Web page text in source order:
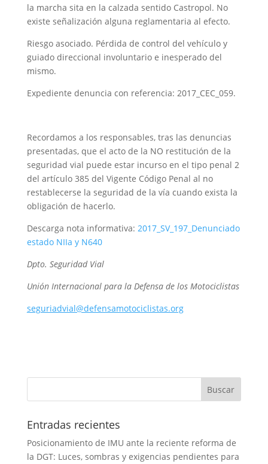
la marcha sita en la calzada sentido Castropol. No
existe señalización alguna reglamentaria al efecto.
Riesgo asociado. Pérdida de control del vehículo y
guiado direccional involuntario e inesperado del
mismo.
Expediente denuncia con referencia: 2017_CEC_059.
Recordamos a los responsables, tras las denuncias
presentadas, que el acto de la NO restitución de la
seguridad vial puede estar incurso en el tipo penal 2
del artículo 385 del Vigente Código Penal al no
restablecerse la seguridad de la vía cuando exista la
obligación de hacerlo.
Descarga nota informativa: 2017_SV_197_Denunciado
estado NIIa y N640
Dpto. Seguridad Vial
Unión Internacional para la Defensa de los Motociclistas
seguriadvial@defensamotociclistas.org
Entradas recientes
Posicionamiento de IMU ante la reciente reforma de
la DGT: Luces, sombras y exigencias pendientes para